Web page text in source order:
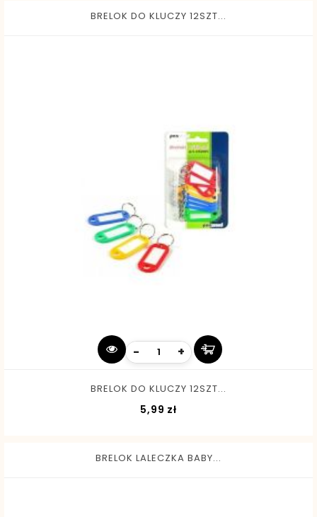
BRELOK DO KLUCZY 12SZT...
- +
BRELOK DO KLUCZY 12SZT...
5,99 zł
BRELOK LALECZKA BABY...